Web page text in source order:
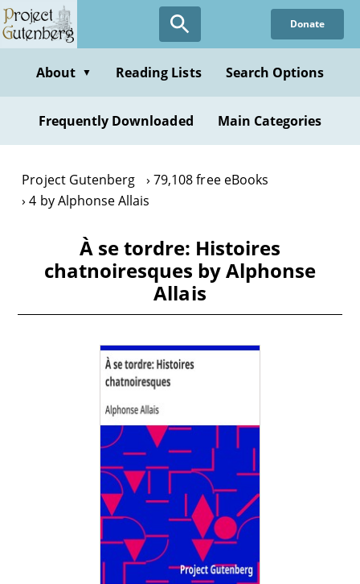
Skip
to
content
Donate
About ▼ Reading Lists Search Options
Frequently Downloaded Main Categories
Project Gutenberg
79,108 free eBooks
4 by Alphonse Allais
À se tordre: Histoires
chatnoiresques by Alphonse
Allais